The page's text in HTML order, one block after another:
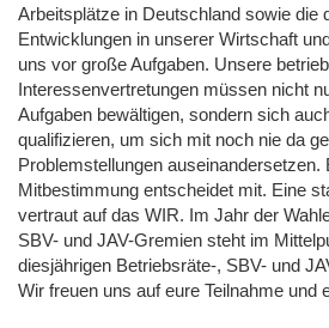
Arbeitsplätze in Deutschland sowie die
Entwicklungen in unserer Wirtschaft
uns vor große Aufgaben. Unsere
Interessenvertretungen müssen nicht
Aufgaben bewältigen, sondern sich
qualifizieren, um sich mit noch nie da
Problemstellungen auseinandersetzen.
Mitbestimmung entscheidet mit. Eine
vertraut auf das WIR. Im Jahr der
SBV- und JAV-Gremien steht im
diesjährigen Betriebsräte-, SBV- und
Wir freuen uns auf eure Teilnahme und